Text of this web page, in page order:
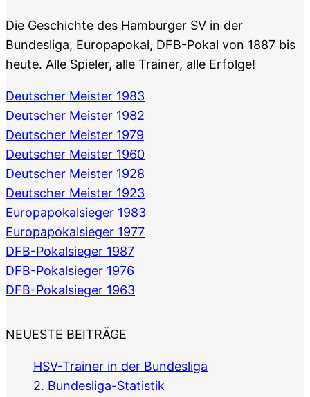
Die Geschichte des Hamburger SV in der
Bundesliga, Europapokal, DFB-Pokal von 1887 bis
heute. Alle Spieler, alle Trainer, alle Erfolge!
Deutscher Meister 1983
Deutscher Meister 1982
Deutscher Meister 1979
Deutscher Meister 1960
Deutscher Meister 1928
Deutscher Meister 1923
Europapokalsieger 1983
Europapokalsieger 1977
DFB-Pokalsieger 1987
DFB-Pokalsieger 1976
DFB-Pokalsieger 1963
NEUESTE BEITRÄGE
HSV-Trainer in der Bundesliga
2. Bundesliga-Statistik